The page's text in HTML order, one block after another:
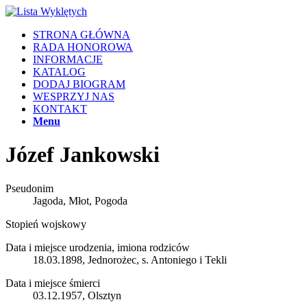
STRONA GŁÓWNA
RADA HONOROWA
INFORMACJE
KATALOG
DODAJ BIOGRAM
WESPRZYJ NAS
KONTAKT
Menu
Józef Jankowski
Pseudonim
Jagoda, Młot, Pogoda
Stopień wojskowy
Data i miejsce urodzenia, imiona rodziców
18.03.1898, Jednorożec, s. Antoniego i Tekli
Data i miejsce śmierci
03.12.1957, Olsztyn